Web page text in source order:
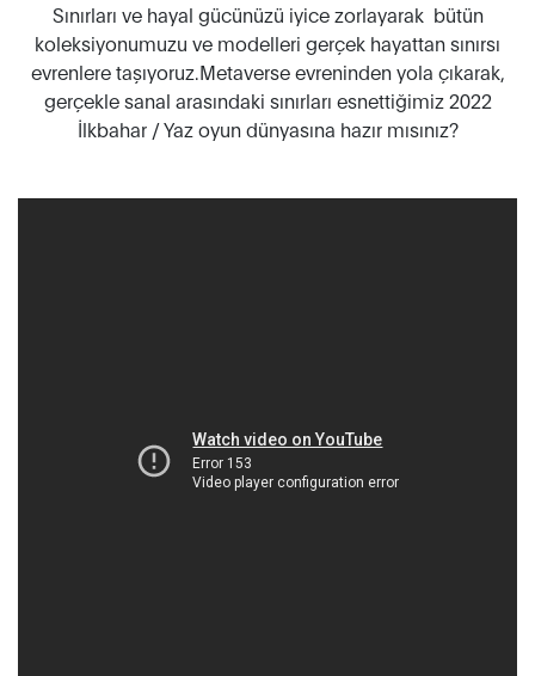
Sınırları ve hayal gücünüzü iyice zorlayarak bütün
koleksiyonumuzu ve modelleri gerçek hayattan sınırsı
evrenlere taşıyoruz.Metaverse evreninden yola çıkarak,
gerçekle sanal arasındaki sınırları esnettiğimiz 2022
İlkbahar / Yaz oyun dünyasına hazır mısınız?